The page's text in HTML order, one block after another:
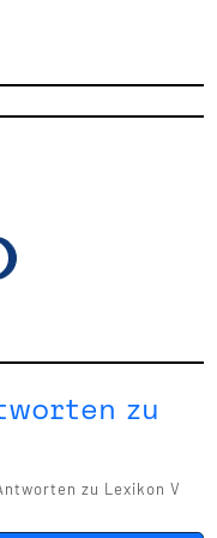
zu
zu Lexikon V